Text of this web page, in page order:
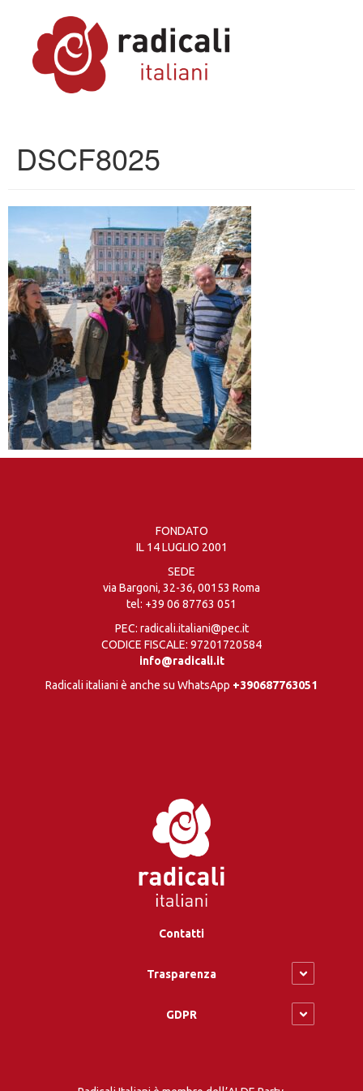
DSCF8025
FONDATO
IL 14 LUGLIO 2001
SEDE
via Bargoni, 32-36, 00153 Roma
tel: +39 06 87763 051
PEC: radicali.italiani@pec.it
CODICE FISCALE: 97201720584
info@radicali.it
Radicali italiani è anche su WhatsApp +390687763051
Contatti
Trasparenza
GDPR